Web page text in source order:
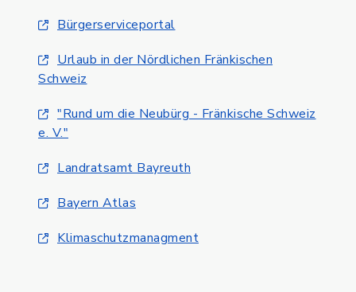
Bürgerserviceportal
Urlaub in der Nördlichen Fränkischen
Schweiz
"Rund um die Neubürg - Fränkische Schweiz
e. V."
Landratsamt Bayreuth
Bayern Atlas
Klimaschutzmanagment